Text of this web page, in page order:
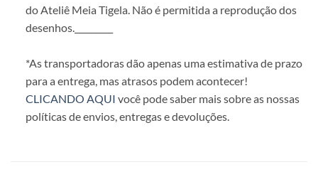
do Ateliê Meia Tigela. Não é permitida a reprodução dos
desenhos._________
*As transportadoras dão apenas uma estimativa de prazo
para a entrega, mas atrasos podem acontecer!
CLICANDO AQUI você pode saber mais sobre as nossas
políticas de envios, entregas e devoluções.